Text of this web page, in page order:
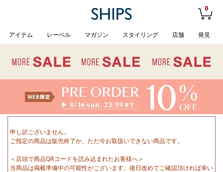
0
アイテム レーベル マガジン スタイリング 店舗 発見
申し訳ございません。
ご指定の商品は販売終了か、ただ今お取扱いできない商品です。
＜店頭で商品QRコードを読み込まれたお客様へ＞
当商品は掲載準備中の可能性がございます。後日改めてご確認頂ければ幸い